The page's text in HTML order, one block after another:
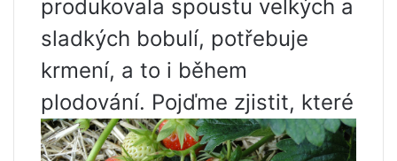
produkovala spoustu velkých a
sladkých bobulí, potřebuje
krmení, a to i během
plodování. Pojďme zjistit, které